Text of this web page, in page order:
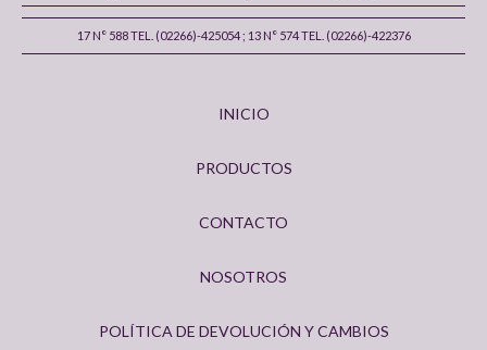
17 N° 588 TEL. (02266)-425054 ; 13 N° 574 TEL. (02266)-422376
INICIO
PRODUCTOS
CONTACTO
NOSOTROS
POLÍTICA DE DEVOLUCIÓN Y CAMBIOS